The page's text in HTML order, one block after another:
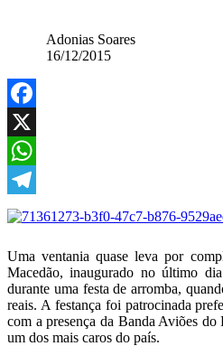
Adonias Soares
16/12/2015
Facebook
X
WhatsApp
Telegram
Uma ventania quase leva por
Macedão, inaugurado no último
durante uma festa de arromba,
reais. A festança foi patrocinada
com a presença da Banda Aviões
um dos mais caros do país.